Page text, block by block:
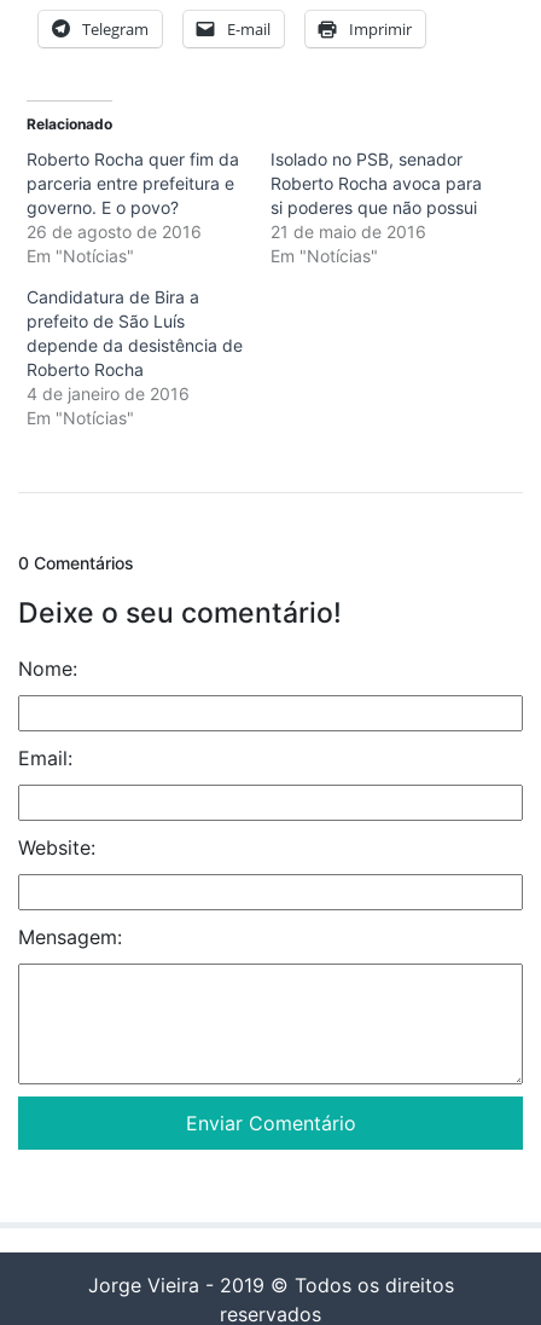
Telegram E-mail Imprimir
Relacionado
Roberto Rocha quer fim da
parceria entre prefeitura e
governo. E o povo?
26 de agosto de 2016
Em "Notícias"
Isolado no PSB, senador
Roberto Rocha avoca para
si poderes que não possui
21 de maio de 2016
Em "Notícias"
Candidatura de Bira a
prefeito de São Luís
depende da desistência de
Roberto Rocha
4 de janeiro de 2016
Em "Notícias"
0 Comentários
Deixe o seu comentário!
Nome:
Email:
Website:
Mensagem:
Jorge Vieira - 2019 © Todos os direitos
reservados